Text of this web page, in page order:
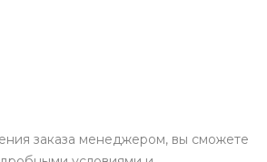
заказа менеджером, вы сможете